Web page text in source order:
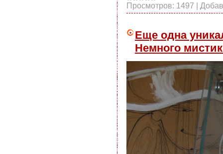
Просмотров: 1497 |
Еще одна
Немного